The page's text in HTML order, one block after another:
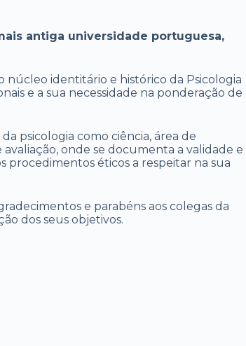
antiga universidade portuguesa,
núcleo identitário e histórico da Psicologia
e a sua necessidade na ponderação de
psicologia como ciência, área de
onde se documenta a validade e
procedimentos éticos a respeitar na sua
e parabéns aos colegas da
dos seus objetivos.